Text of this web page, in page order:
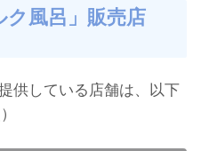
ク風呂」販売店
供している店舗は、以下